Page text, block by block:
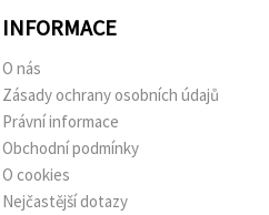
INFORMACE
O nás
Zásady ochrany osobních údajů
Právní informace
Obchodní podmínky
O cookies
Nejčastější dotazy